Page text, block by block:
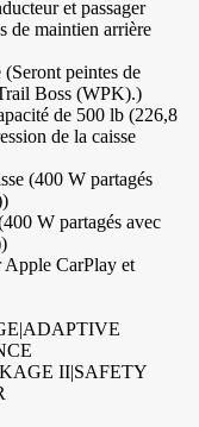
et passager
de maintien arrière
peintes de
Boss (WPK).)
de 500 lb (226,8
de la caisse
(400 W partagés
W partagés avec
Apple CarPlay et
II|SAFETY